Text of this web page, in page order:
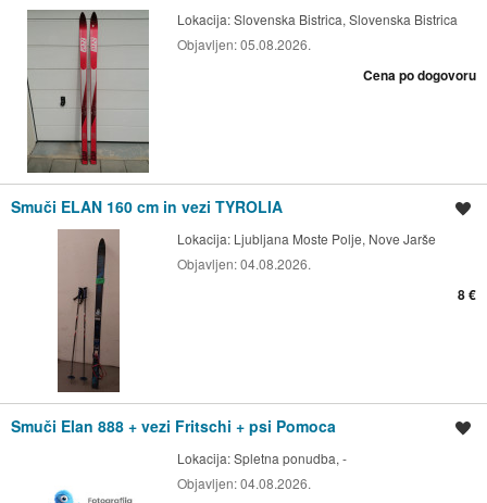
Lokacija:Slovenska Bistrica, Slovenska Bistrica
Objavljen:05.08.2026.
Cena po dogovoru
Smuči ELAN 160 cm in vezi TYROLIA
Lokacija: Ljubljana Moste Polje, Nove Jarše
Objavljen:04.08.2026.
8 €
Smuči Elan 888 + vezi Fritschi + psi Pomoca
Lokacija:Spletna ponudba, -
Objavljen:04.08.2026.